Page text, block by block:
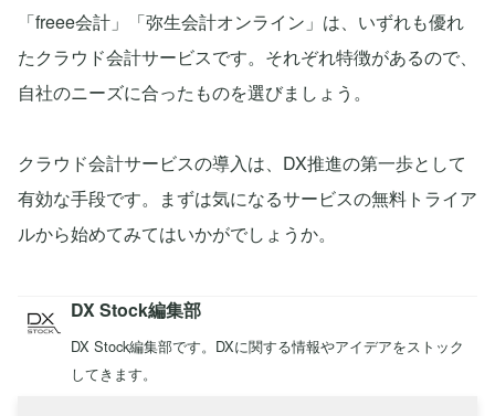
「freee会計」「弥生会計オンライン」は、いずれも優れ
たクラウド会計サービスです。それぞれ特徴があるので、
自社のニーズに合ったものを選びましょう。
クラウド会計サービスの導入は、DX推進の第一歩として
有効な手段です。まずは気になるサービスの無料トライア
ルから始めてみてはいかがでしょうか。
DX Stock編集部
DX Stock編集部です。DXに関する情報やアイデアをストック
してきます。